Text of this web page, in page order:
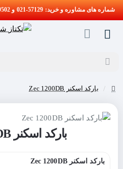
شماره های مشاوره و خرید: 57129-021 و 09121759502
بارکد اسکنر Zec 1200DB
بارکد اسکنر Zec 1200DB
بارکد اسکنر Zec 1200DB